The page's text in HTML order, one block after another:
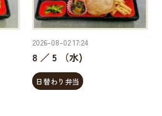
2026-08-02 17:24
8 ／ 5 （水)
日替わり弁当